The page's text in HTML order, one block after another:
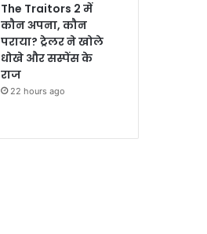
The Traitors 2 में
कौन अपना, कौन
पराया? ट्रेलर ने खोले
धोखे और सस्पेंस के
राज
22 hours ago